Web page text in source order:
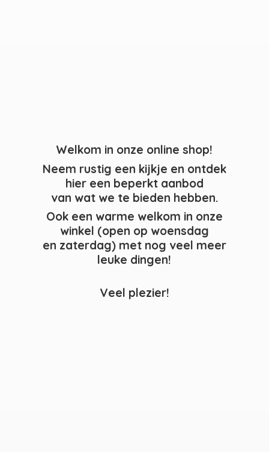
Welkom in onze online shop!
Neem rustig een kijkje en ontdek
hier een beperkt aanbod
van wat we te bieden hebben.
Ook een warme welkom in onze
winkel (open op woensdag
en zaterdag) met nog veel meer
leuke dingen!
Veel plezier!